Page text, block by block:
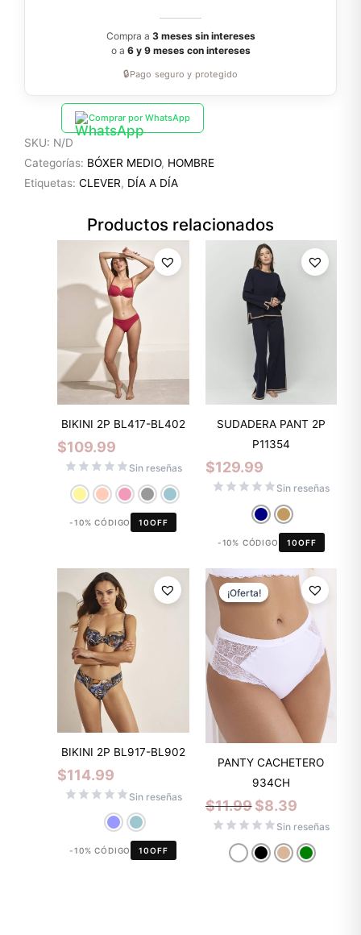
Compra a 3 meses sin intereses
o a 6 y 9 meses con intereses
🔒Pago seguro y protegido
Comprar por WhatsApp
SKU: N/D
Categorías: BÓXER MEDIO, HOMBRE
Etiquetas: CLEVER, DÍA A DÍA
Productos relacionados
BIKINI 2P BL417-BL402
$109.99
Sin reseñas
-10% CÓDIGO 10OFF
SUDADERA PANT 2P
P11354
$129.99
Sin reseñas
-10% CÓDIGO 10OFF
BIKINI 2P BL917-BL902
$114.99
Sin reseñas
-10% CÓDIGO 10OFF
¡Oferta!
¡Oferta!
PANTY CACHETERO
934CH
$11.99
El
precio
original
$11.99.
$8.39
El
precio
actual
es:
$8.39.
Sin reseñas